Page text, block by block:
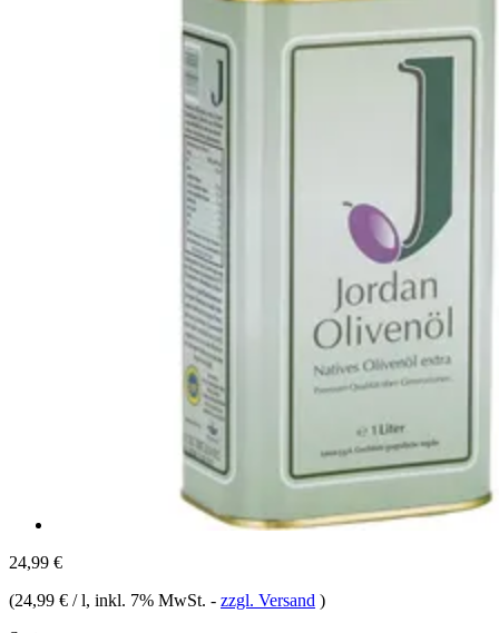
24,99 €
(24,99 € / l, inkl. 7% MwSt. - zzgl. Versand )